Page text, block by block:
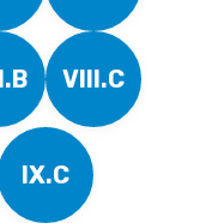
VIII.C
IX.C